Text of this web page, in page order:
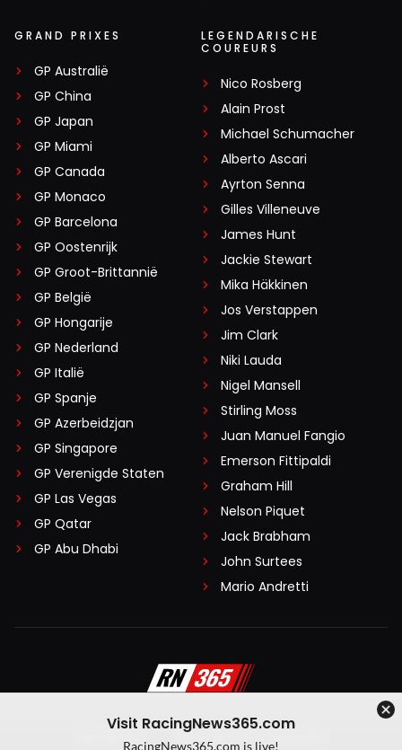
GRAND PRIXES
GP Australië
GP China
GP Japan
GP Miami
GP Canada
GP Monaco
GP Barcelona
GP Oostenrijk
GP Groot-Brittannië
GP België
GP Hongarije
GP Nederland
GP Italië
GP Spanje
GP Azerbeidzjan
GP Singapore
GP Verenigde Staten
GP Las Vegas
GP Qatar
GP Abu Dhabi
LEGENDARISCHE
COUREURS
Nico Rosberg
Alain Prost
Michael Schumacher
Alberto Ascari
Ayrton Senna
Gilles Villeneuve
James Hunt
Jackie Stewart
Mika Häkkinen
Jos Verstappen
Jim Clark
Niki Lauda
Nigel Mansell
Stirling Moss
Juan Manuel Fangio
Emerson Fittipaldi
Graham Hill
Nelson Piquet
Jack Brabham
John Surtees
Mario Andretti
Algemene voorwaarden
Visit RacingNews365.com
RacingNews365.com is live!